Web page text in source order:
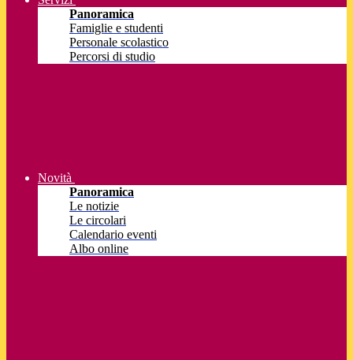
Panoramica
Famiglie e studenti
Personale scolastico
Percorsi di studio
Novità
Panoramica
Le notizie
Le circolari
Calendario eventi
Albo online